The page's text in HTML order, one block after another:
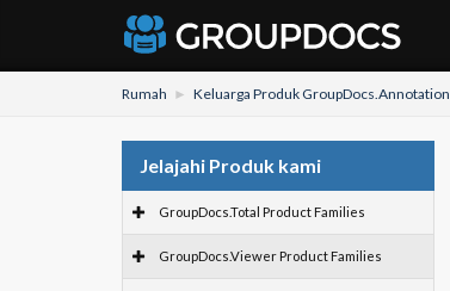
Rumah Keluarga Produk GroupDocs.Annotation
Jelajahi Produk kami
GroupDocs.Total Product Families
GroupDocs.Viewer Product Families